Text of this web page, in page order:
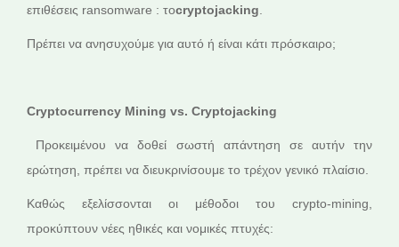
επιθέσεις ransomware : τοcryptojacking
Πρέπει να ανησυχούμε για αυτό ή είναι κάτι πρόσκαιρο;
Cryptocurrency Mining vs. Cryptojacking
Προκειμένου να δοθεί σωστή απάντηση σε αυτήν την
ερώτηση, πρέπει να διευκρινίσουμε το τρέχον γενικό πλαίσιο.
Καθώς εξελίσσονται οι μέθοδοι του crypto-mining,
προκύπτουν νέες ηθικές και νομικές πτυχές: